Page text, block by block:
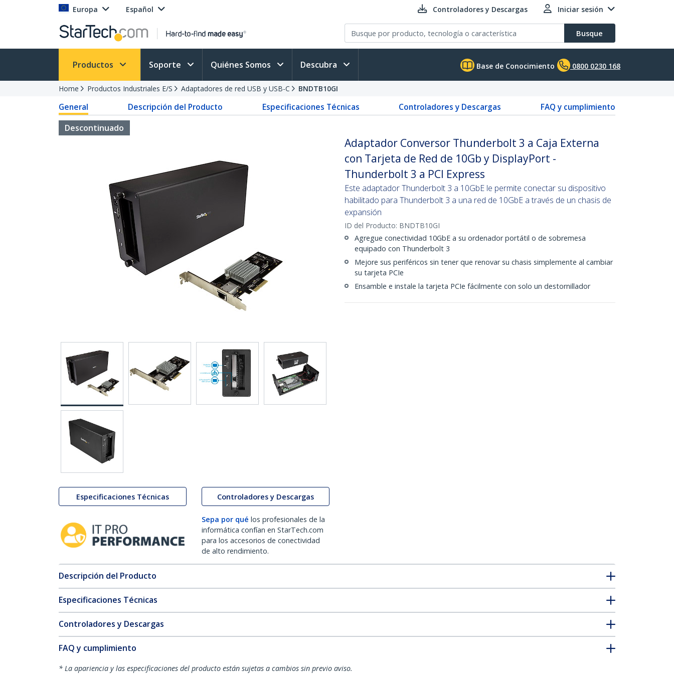
Europa Español Controladores y Descargas Iniciar sesión
Busque
Productos Soporte Quiénes Somos Descubra Base de Conocimiento 0800 0230 168
Home Productos Industriales E/S Adaptadores de red USB y USB-C BNDTB10GI
General Descripción del Producto Especificaciones Técnicas Controladores y Descargas
FAQ y cumplimiento
Descontinuado
Especificaciones Técnicas Controladores y Descargas
Sepa por qué los profesionales de la
informática confían en StarTech.com
para los accesorios de conectividad
de alto rendimiento.
Adaptador Conversor Thunderbolt 3 a Caja Externa
con Tarjeta de Red de 10Gb y DisplayPort -
Thunderbolt 3 a PCI Express
Este adaptador Thunderbolt 3 a 10GbE le permite conectar su dispositivo
habilitado para Thunderbolt 3 a una red de 10GbE a través de un chasis de
expansión
ID del Producto: BNDTB10GI
Agregue conectividad 10GbE a su ordenador portátil o de sobremesa
equipado con Thunderbolt 3
Mejore sus periféricos sin tener que renovar su chasis simplemente al cambiar
su tarjeta PCIe
Ensamble e instale la tarjeta PCIe fácilmente con solo un destornillador
Descripción del Producto
Especificaciones Técnicas
Controladores y Descargas
FAQ y cumplimiento
* La apariencia y las especificaciones del producto están sujetas a cambios sin previo aviso.